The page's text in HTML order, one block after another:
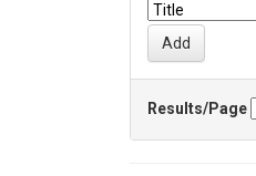
Results/Page